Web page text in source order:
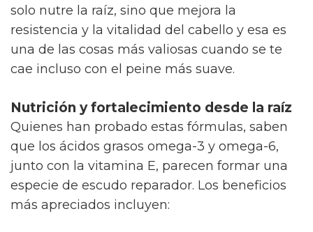
solo nutre la raíz, sino que mejora la
resistencia y la vitalidad del cabello y esa es
una de las cosas más valiosas cuando se te
cae incluso con el peine más suave.
Nutrición y fortalecimiento desde la raíz
Quienes han probado estas fórmulas, saben
que los ácidos grasos omega-3 y omega-6,
junto con la vitamina E, parecen formar una
especie de escudo reparador. Los beneficios
más apreciados incluyen: